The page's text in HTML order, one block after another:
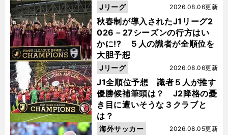
秋春制が導入されたJ1リーグ2
026－27シーズンの行方はい
かに!? ５人の識者が全順位を
大胆予想
2026.08.06更新
Jリーグ
J1全順位予想 識者５人が推す
優勝候補筆頭は？ J2降格の憂
き目に遭いそうな３クラブと
は？
2026.08.06更新
Jリーグ
2026.08.05更新
海外サッカー